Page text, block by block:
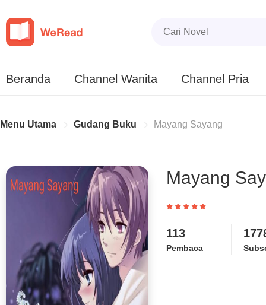
Beranda Channel Wanita Channel Pria
Menu Utama Gudang Buku Mayang Sayang
Mayang
113
Pembaca